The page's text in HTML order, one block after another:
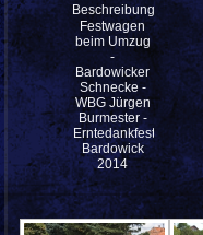
Beschreibung:
Festwagen
beim Umzug
-
Bardowicker
Schnecke -
WBG Jürgen
Burmester -
Erntedankfestes
Bardowick
2014